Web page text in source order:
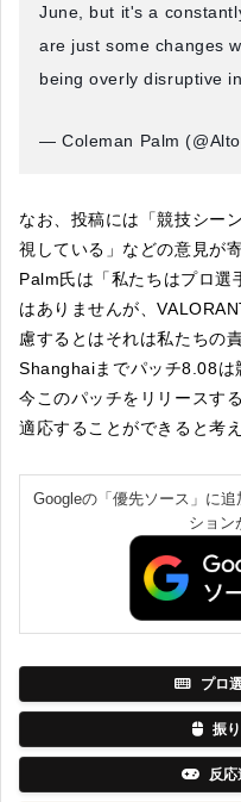
June, but it's a
are just some changes
being overly disruptive
— Coleman Palm
なお、投稿には「競技シー
視している」などの意見が
Palm氏は「私たちはプロ選
はありませんが、
慮するとはそれは私たちの
Shanghaiまでパッチ8.08は
今このパッチをリリースす
適応することができると考
Googleの「優先ソース」に
ション
プロ
振
反